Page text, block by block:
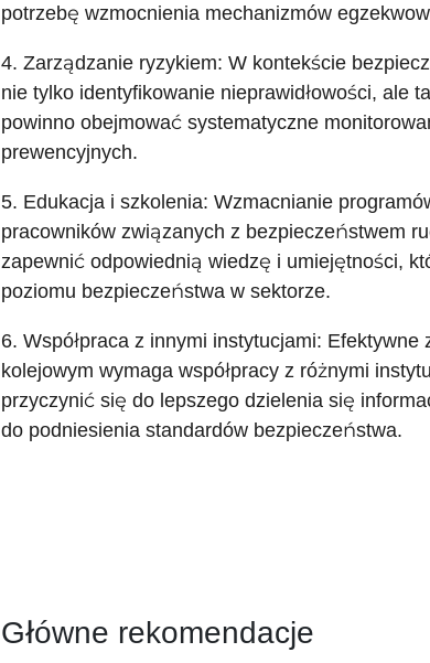
potrzebę wzmocnienia mechanizmów
4. Zarządzanie ryzykiem: W kontekście
nie tylko identyfikowanie nieprawidłowości, ale
powinno obejmować systematyczne
prewencyjnych.
5. Edukacja i szkolenia: Wzmacnianie
pracowników związanych z bezpieczeństwem
zapewnić odpowiednią wiedzę i umiejętności,
poziomu bezpieczeństwa w sektorze.
6. Współpraca z innymi instytucjami:
kolejowym wymaga współpracy z różnymi
przyczynić się do lepszego dzielenia się
do podniesienia standardów bezpieczeństwa.
Główne rekomendacje